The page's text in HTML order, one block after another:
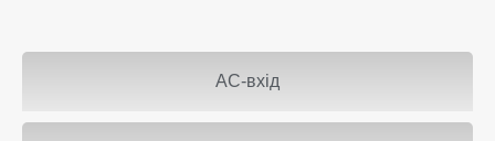
AC-вхід